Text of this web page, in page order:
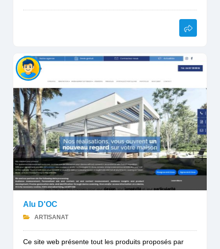
Alu D'OC
ARTISANAT
Ce site web présente tout les produits proposés par